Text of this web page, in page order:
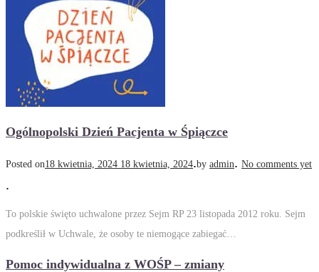
Ogólnopolski Dzień Pacjenta w Śpiączce
Posted on18 kwietnia, 2024 18 kwietnia, 2024.by admin. No comments yet
.
To polskie święto uchwalone przez Sejm RP 23 listopada 2012 roku. Sejm
podkreślił w Uchwale, że osoby te niemogące zabiegać…
Pomoc indywidualna z WOŚP – zmiany